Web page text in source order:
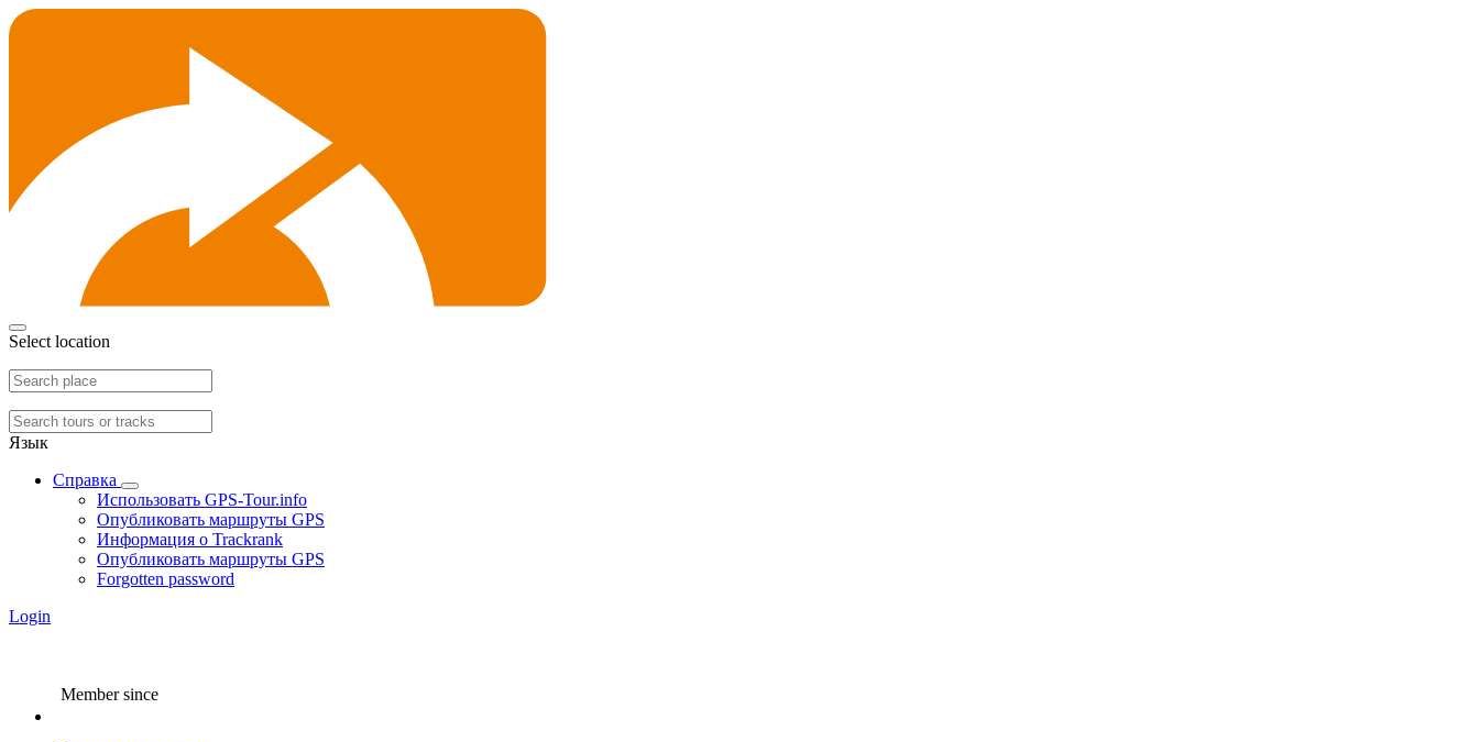
Select location
Язык
Справка
Использовать GPS-Tour.info
Опубликовать маршруты GPS
Информация о Trackrank
Опубликовать маршруты GPS
Forgotten password
Login
Member since